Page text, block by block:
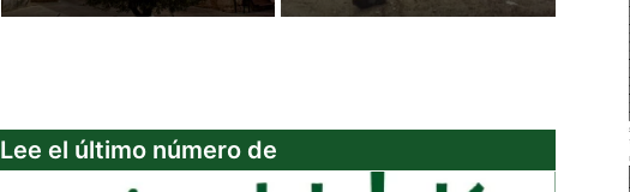
Lee el último número de